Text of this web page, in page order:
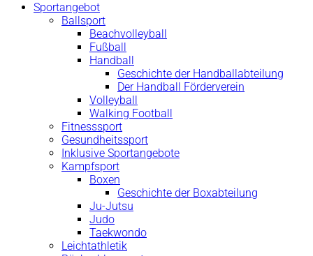
Sportangebot
Ballsport
Beachvolleyball
Fußball
Handball
Geschichte der Handballabteilung
Der Handball Förderverein
Volleyball
Walking Football
Fitnesssport
Gesundheitssport
Inklusive Sportangebote
Kampfsport
Boxen
Geschichte der Boxabteilung
Ju-Jutsu
Judo
Taekwondo
Leichtathletik